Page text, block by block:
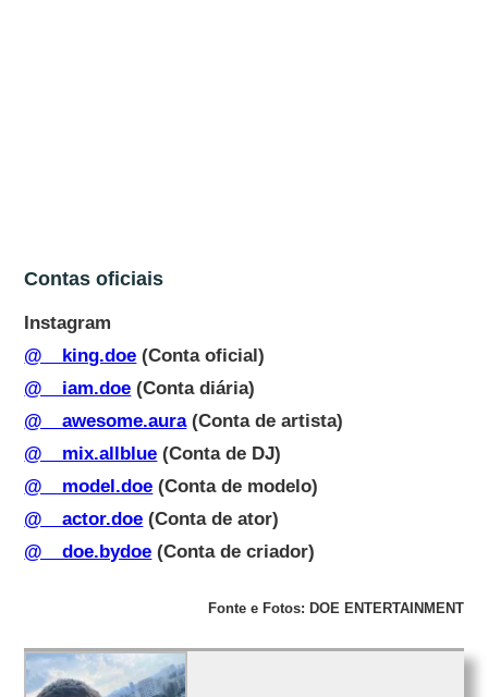
Contas oficiais
Instagram
@__king.doe (Conta oficial)
@__iam.doe (Conta diária)
@__awesome.aura(Conta de artista)
@__mix.allblue (Conta de DJ)
@__model.doe (Conta de modelo)
@__actor.doe (Conta de ator)
@__doe.bydoe (Conta de criador)
Fonte e Fotos: DOE ENTERTAINMENT